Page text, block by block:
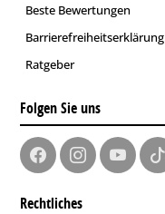
Beste Bewertungen
Barrierefreiheitserklärung
Ratgeber
Folgen Sie uns
Rechtliches